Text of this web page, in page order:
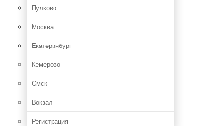
Пулково
Москва
Екатеринбург
Кемерово
Омск
Вокзал
Регистрация